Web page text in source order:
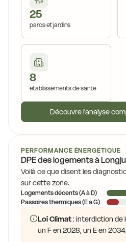
25
parcs et jardins
8
établissements de santé
Découvre l'analyse
PERFORMANCE ÉNERGÉTIQUE
DPE des logements à
Voilà ce que disent les
sur cette zone.
Logements décents (A à D)
Passoires thermiques (E à G)
Loi Climat: interdiction de
un F en 2028, un E en